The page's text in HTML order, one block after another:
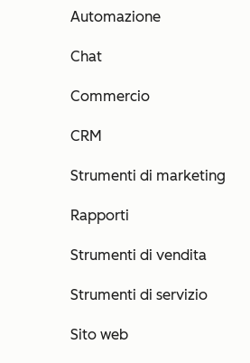
Automazione
Chat
Commercio
CRM
Strumenti di marketing
Rapporti
Strumenti di vendita
Strumenti di servizio
Sito web